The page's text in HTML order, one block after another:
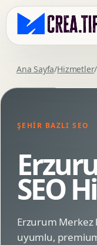
Ana Sayfa/Hizmetler/
ŞEHIR BAZLI SEO
SEO
Erzurum Merkez
uyumlu,